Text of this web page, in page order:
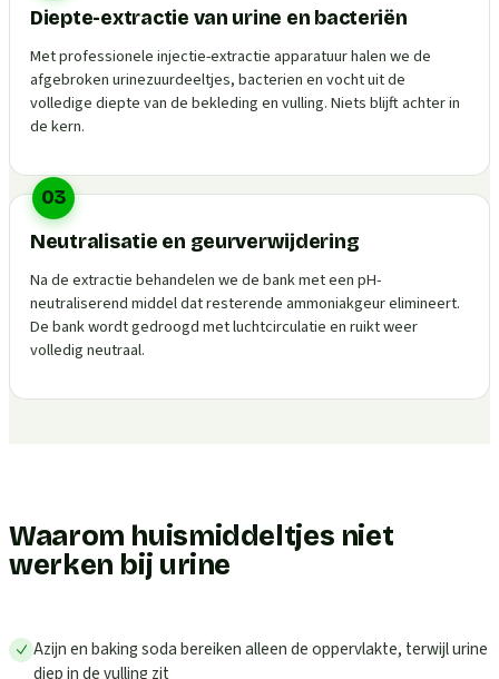
Diepte-extractie van urine en bacteriën
Met professionele injectie-extractie apparatuur halen we de
afgebroken urinezuurdeeltjes, bacterien en vocht uit de
volledige diepte van de bekleding en vulling. Niets blijft achter in
de kern.
03
Neutralisatie en geurverwijdering
Na de extractie behandelen we de bank met een pH-
neutraliserend middel dat resterende ammoniakgeur elimineert.
De bank wordt gedroogd met luchtcirculatie en ruikt weer
volledig neutraal.
Waarom huismiddeltjes niet
werken bij urine
Azijn en baking soda bereiken alleen de oppervlakte, terwijl urine
diep in de vulling zit